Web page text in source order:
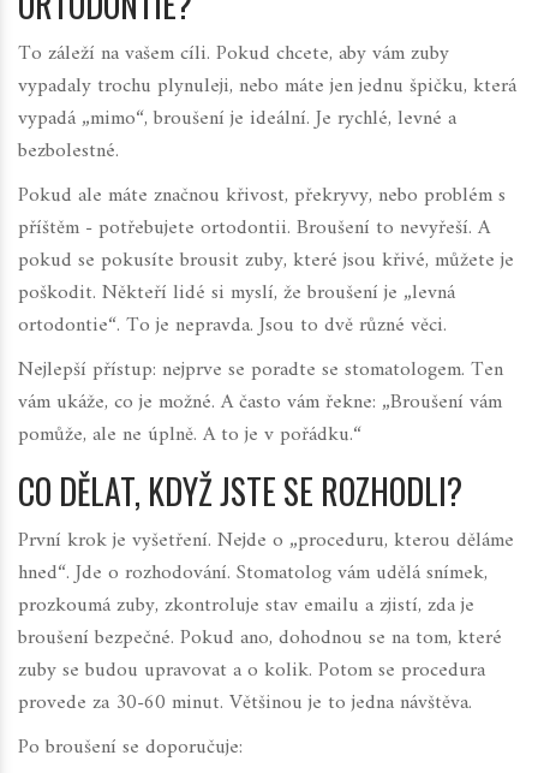
To záleží na vašem cíli. Pokud chcete, aby vám zuby
vypadaly trochu plynuleji, nebo máte jen jednu špičku, která
vypadá „mimo“, broušení je ideální. Je rychlé, levné a
bezbolestné.
Pokud ale máte značnou křivost, překryvy, nebo problém s
příštěm - potřebujete ortodontii. Broušení to nevyřeší. A
pokud se pokusíte brousit zuby, které jsou křivé, můžete je
poškodit. Někteří lidé si myslí, že broušení je „levná
ortodontie“. To je nepravda. Jsou to dvě různé věci.
Nejlepší přístup: nejprve se poradte se stomatologem. Ten
vám ukáže, co je možné. A často vám řekne: „Broušení vám
pomůže, ale ne úplně. A to je v pořádku.“
CO DĚLAT, KDYŽ JSTE SE ROZHODLI?
První krok je vyšetření. Nejde o „proceduru, kterou děláme
hned“. Jde o rozhodování. Stomatolog vám udělá snímek,
prozkoumá zuby, zkontroluje stav emailu a zjistí, zda je
broušení bezpečné. Pokud ano, dohodnou se na tom, které
zuby se budou upravovat a o kolik. Potom se procedura
provede za 30-60 minut. Většinou je to jedna návštěva.
Po broušení se doporučuje: